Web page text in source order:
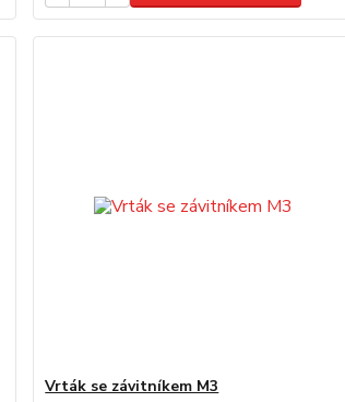
Vrták se závitníkem M3